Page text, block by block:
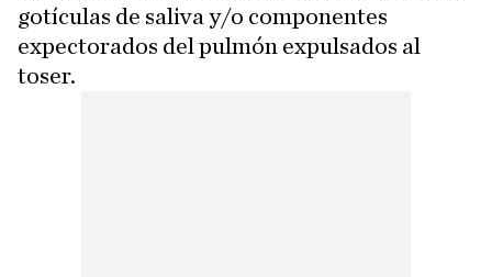
gotículas de saliva y/o componentes
expectorados del pulmón expulsados al
toser.